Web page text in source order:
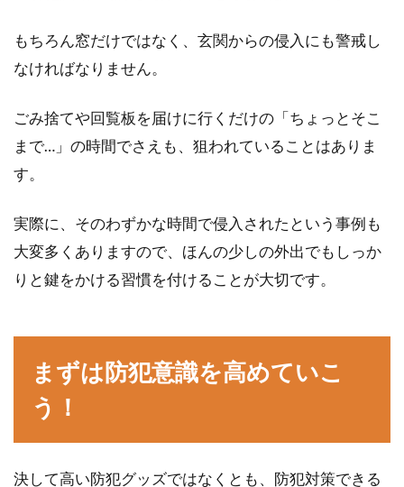
もちろん窓だけではなく、玄関からの侵入にも警戒し
なければなりません。
ごみ捨てや回覧板を届けに行くだけの「ちょっとそこ
まで…」の時間でさえも、狙われていることはありま
す。
実際に、そのわずかな時間で侵入されたという事例も
大変多くありますので、ほんの少しの外出でもしっか
りと鍵をかける習慣を付けることが大切です。
まずは防犯意識を高めていこ
う！
決して高い防犯グッズではなくとも、防犯対策できる